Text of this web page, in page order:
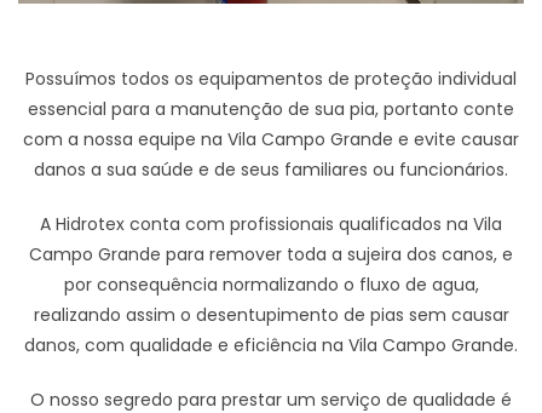
Possuímos todos os equipamentos de proteção individual
essencial para a manutenção de sua pia, portanto conte
com a nossa equipe na Vila Campo Grande e evite causar
danos a sua saúde e de seus familiares ou funcionários.
A Hidrotex conta com profissionais qualificados na Vila
Campo Grande para remover toda a sujeira dos canos, e
por consequência normalizando o fluxo de agua,
realizando assim o desentupimento de pias sem causar
danos, com qualidade e eficiência na Vila Campo Grande.
O nosso segredo para prestar um serviço de qualidade é